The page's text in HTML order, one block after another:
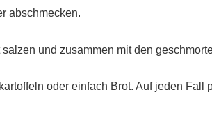
abschmecken.
und zusammen mit den
oder einfach Brot. Auf jeden Fall